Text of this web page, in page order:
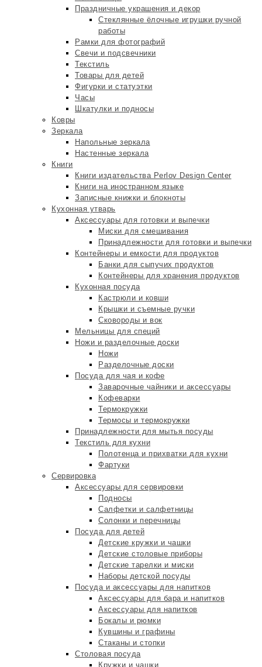
Праздничные украшения и декор
Стеклянные ёлочные игрушки ручной
работы
Рамки для фотографий
Свечи и подсвечники
Текстиль
Товары для детей
Фигурки и статуэтки
Часы
Шкатулки и подносы
Ковры
Зеркала
Напольные зеркала
Настенные зеркала
Книги
Книги издательства Perlov Design Center
Книги на иностранном языке
Записные книжки и блокноты
Кухонная утварь
Аксессуары для готовки и выпечки
Миски для смешивания
Принадлежности для готовки и выпечки
Контейнеры и емкости для продуктов
Банки для сыпучих продуктов
Контейнеры для хранения продуктов
Кухонная посуда
Кастрюли и ковши
Крышки и съемные ручки
Сковороды и вок
Мельницы для специй
Ножи и разделочные доски
Ножи
Разделочные доски
Посуда для чая и кофе
Заварочные чайники и аксессуары
Кофеварки
Термокружки
Термосы и термокружки
Принадлежности для мытья посуды
Текстиль для кухни
Полотенца и прихватки для кухни
Фартуки
Сервировка
Аксессуары для сервировки
Подносы
Салфетки и салфетницы
Солонки и перечницы
Посуда для детей
Детские кружки и чашки
Детские столовые приборы
Детские тарелки и миски
Наборы детской посуды
Посуда и аксессуары для напитков
Аксессуары для бара и напитков
Аксессуары для напитков
Бокалы и рюмки
Кувшины и графины
Стаканы и стопки
Столовая посуда
Кружки и чашки